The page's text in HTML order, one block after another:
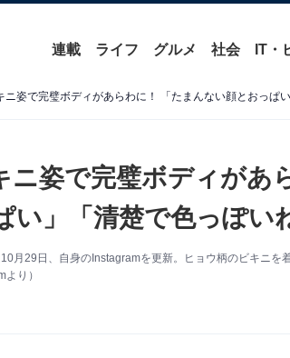
連載 ライフ グルメ 社会 IT・
姿で完璧ボディがあ
い」「清楚で色っぽい
月29日、自身のInstagramを更新。ヒョウ柄のビキニを
り）